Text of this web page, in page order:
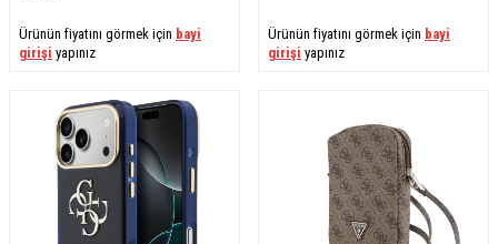
Ürünün fiyatını görmek için bayi
girişi yapınız
Ürünün fiyatını görmek için bayi
girişi yapınız